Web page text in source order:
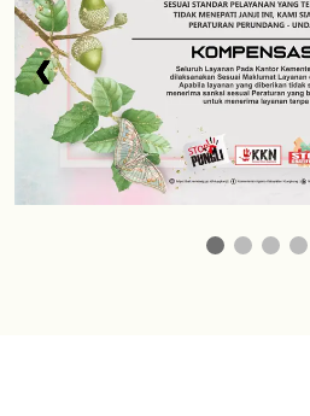
❮
❮
❮
❮
❮